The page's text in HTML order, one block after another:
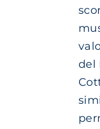
del